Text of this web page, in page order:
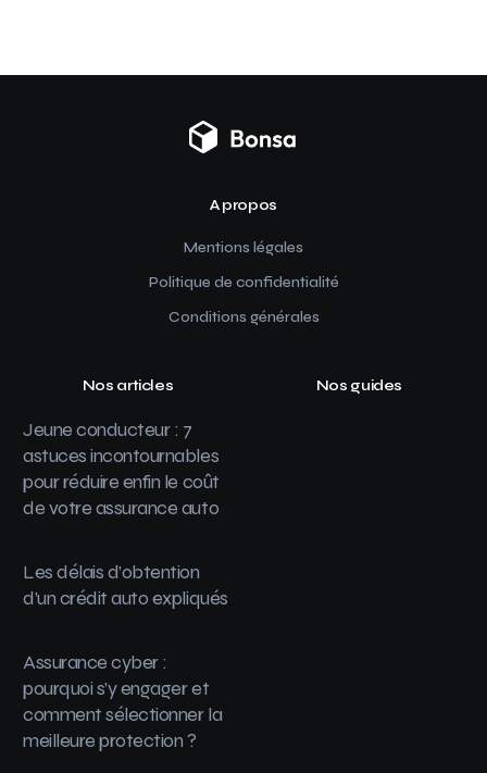
A propos
Mentions légales
Politique de confidentialité
Conditions générales
Nos articles
Jeune conducteur : 7
astuces incontournables
pour réduire enfin le coût
de votre assurance auto
Les délais d’obtention
d’un crédit auto expliqués
Assurance cyber :
pourquoi s’y engager et
comment sélectionner la
meilleure protection ?
Nos guides